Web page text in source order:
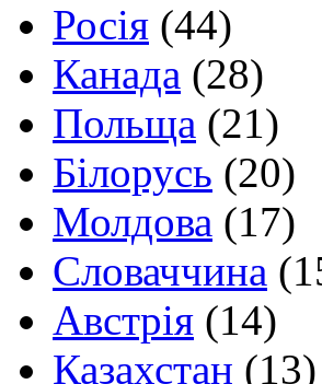
Росія (44)
Канада (28)
Польща (21)
Білорусь (20)
Молдова (17)
Словаччина
Австрія (14)
Казахстан (13)